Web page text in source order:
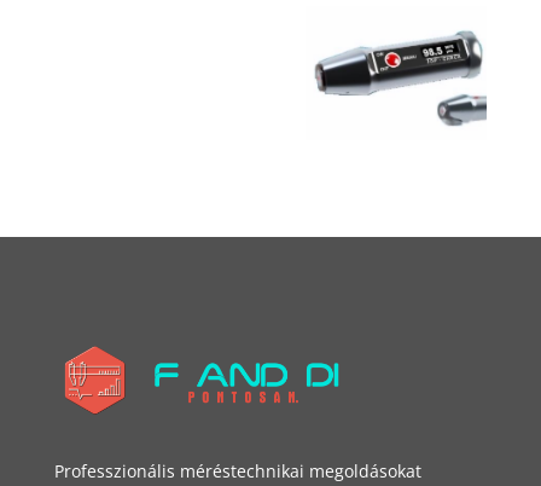
Professzionális méréstechnikai megoldásokat